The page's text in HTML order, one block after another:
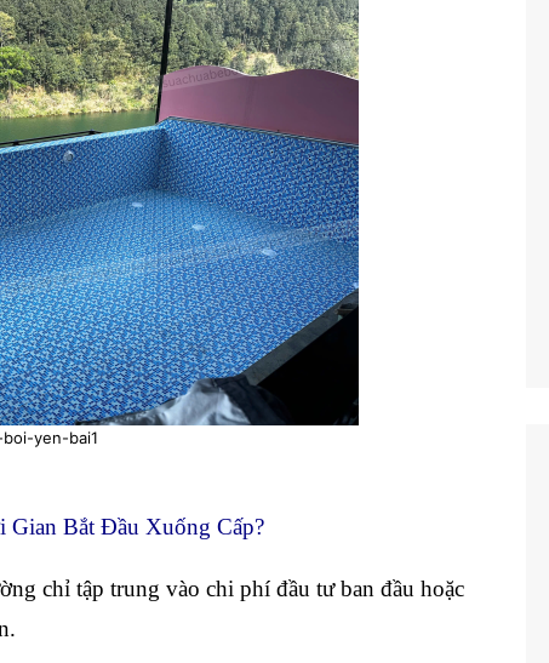
yen-bai1
Gian Bắt Đầu Xuống Cấp?
chỉ tập trung vào chi phí đầu tư ban đầu hoặc